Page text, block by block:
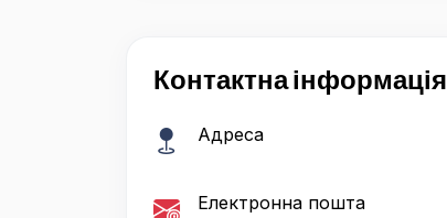
Контактна інформація
Адреса
Електронна пошта